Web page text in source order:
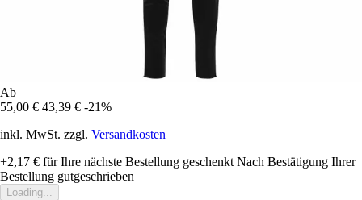
Ab
55,00 € 43,39 € -21%
inkl. MwSt. zzgl. Versandkosten
+2,17 € für Ihre nächste Bestellung geschenkt Nach Bestätigung Ihrer
Bestellung gutgeschrieben
Loading...